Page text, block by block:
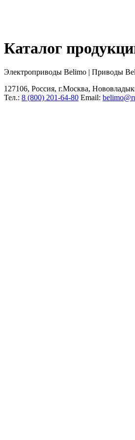
Каталог
Электроприводы Belimo | Приводы
127106, Россия, г.Москва,
Тел.: 8 (800) 201-64-80 Еmail: